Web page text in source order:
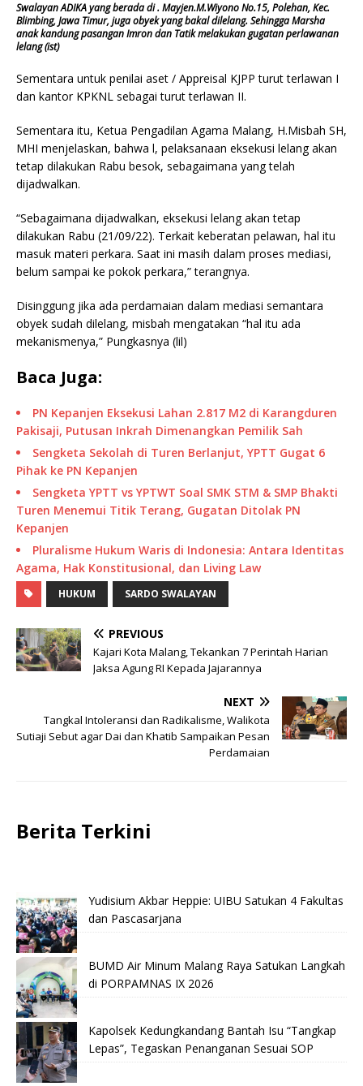
Swalayan ADIKA yang berada di . Mayjen.M.Wiyono No.15, Polehan, Kec.
Blimbing, Jawa Timur, juga obyek yang bakal dilelang. Sehingga Marsha
anak kandung pasangan Imron dan Tatik melakukan gugatan perlawanan
lelang (ist)
Sementara untuk penilai aset / Appreisal KJPP turut terlawan I
dan kantor KPKNL sebagai turut terlawan II.
Sementara itu, Ketua Pengadilan Agama Malang, H.Misbah SH,
MHI menjelaskan, bahwa l, pelaksanaan eksekusi lelang akan
tetap dilakukan Rabu besok, sebagaimana yang telah
dijadwalkan.
“Sebagaimana dijadwalkan, eksekusi lelang akan tetap
dilakukan Rabu (21/09/22). Terkait keberatan pelawan, hal itu
masuk materi perkara. Saat ini masih dalam proses mediasi,
belum sampai ke pokok perkara,” terangnya.
Disinggung jika ada perdamaian dalam mediasi semantara
obyek sudah dilelang, misbah mengatakan “hal itu ada
mekanismenya,” Pungkasnya (lil)
Baca Juga:
PN Kepanjen Eksekusi Lahan 2.817 M2 di Karangduren
Pakisaji, Putusan Inkrah Dimenangkan Pemilik Sah
Sengketa Sekolah di Turen Berlanjut, YPTT Gugat 6
Pihak ke PN Kepanjen
Sengketa YPTT vs YPTWT Soal SMK STM & SMP Bhakti
Turen Menemui Titik Terang, Gugatan Ditolak PN
Kepanjen
Pluralisme Hukum Waris di Indonesia: Antara Identitas
Agama, Hak Konstitusional, dan Living Law
HUKUM SARDO SWALAYAN
PREVIOUS
Kajari Kota Malang, Tekankan 7 Perintah Harian
Jaksa Agung RI Kepada Jajarannya
NEXT
Tangkal Intoleransi dan Radikalisme, Walikota
Sutiaji Sebut agar Dai dan Khatib Sampaikan Pesan
Perdamaian
Berita Terkini
Yudisium Akbar Heppie: UIBU Satukan 4 Fakultas
dan Pascasarjana
BUMD Air Minum Malang Raya Satukan Langkah
di PORPAMNAS IX 2026
Kapolsek Kedungkandang Bantah Isu “Tangkap
Lepas”, Tegaskan Penanganan Sesuai SOP